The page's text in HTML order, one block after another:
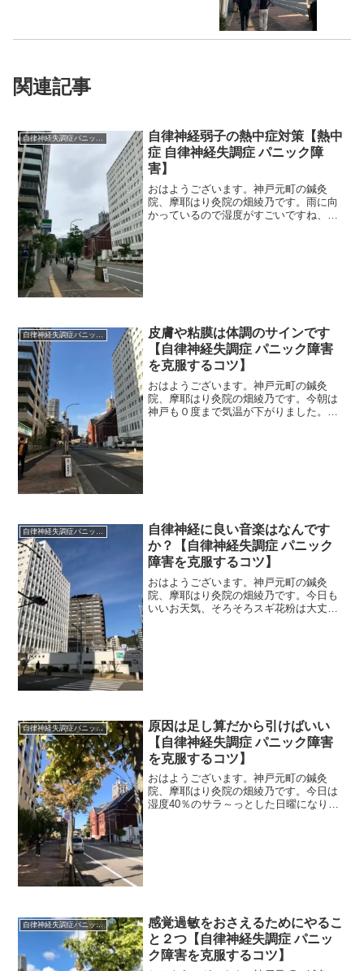
関連記事
自律神経失調症パニック障害
自律神経弱子の熱中症対策【熱中
症 自律神経失調症 パニック障
害】
おはようございます。神戸元町の鍼灸
院、摩耶はり灸院の畑綾乃です。雨に向
かっているので湿度がすごいですね、
自律神経失調症パニック障害
皮膚や粘膜は体調のサインです
【自律神経失調症 パニック障害
を克服するコツ】
おはようございます。神戸元町の鍼灸
院、摩耶はり灸院の畑綾乃です。今朝は
神戸も０度まで気温が下がりました。風
自律神経失調症パニック障害
自律神経に良い音楽はなんです
か？【自律神経失調症 パニック
障害を克服するコツ】
おはようございます。神戸元町の鍼灸
院、摩耶はり灸院の畑綾乃です。今日も
いいお天気、そろそろスギ花粉は大丈夫
自律神経失調症パニック障害
原因は足し算だから引けばいい
【自律神経失調症 パニック障害
を克服するコツ】
おはようございます。神戸元町の鍼灸
院、摩耶はり灸院の畑綾乃です。今日は
湿度40％のサラ～っとした日曜になりそ
自律神経失調症パニック障害
感覚過敏をおさえるためにやるこ
と２つ【自律神経失調症 パニッ
ク障害を克服するコツ】